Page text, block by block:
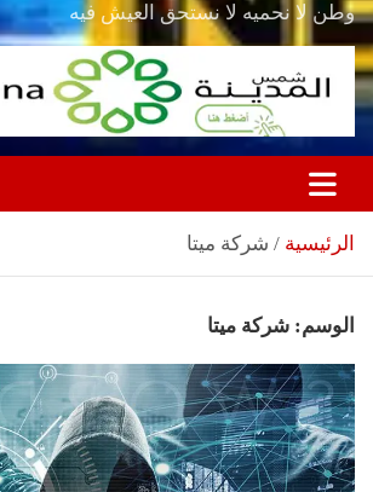
وطن لا نحميه لا نستحق العيش فيه
الرئيسية شركة ميتا
الوسم: شركة ميتا